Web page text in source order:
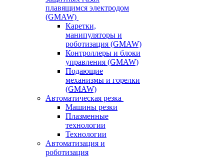
плавящимся электродом
(GMAW)
Каретки,
манипуляторы и
роботизация (GMAW)
Контроллеры и блоки
управления (GMAW)
Подающие
механизмы и горелки
(GMAW)
Автоматическая резка
Машины резки
Плазменные
технологии
Технологии
Автоматизация и
роботизация